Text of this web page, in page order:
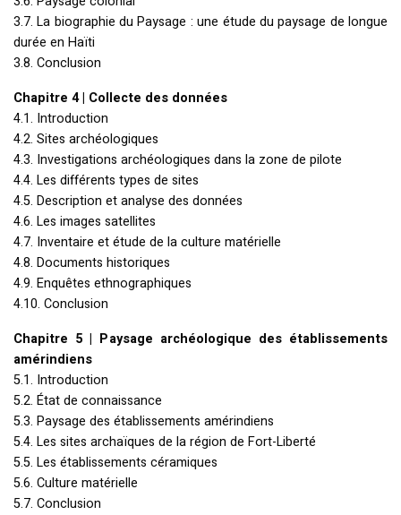
3.7. La biographie du Paysage : une étude du paysage de longue
durée en Haïti
3.8. Conclusion
Chapitre 4 | Collecte des données
4.1. Introduction
4.2. Sites archéologiques
4.3. Investigations archéologiques dans la zone de pilote
4.4. Les différents types de sites
4.5. Description et analyse des données
4.6. Les images satellites
4.7. Inventaire et étude de la culture matérielle
4.8. Documents historiques
4.9. Enquêtes ethnographiques
4.10. Conclusion
Chapitre 5 | Paysage archéologique des établissements
amérindiens
5.1. Introduction
5.2. État de connaissance
5.3. Paysage des établissements amérindiens
5.4. Les sites archaïques de la région de Fort-Liberté
5.5. Les établissements céramiques
5.6. Culture matérielle
5.7. Conclusion